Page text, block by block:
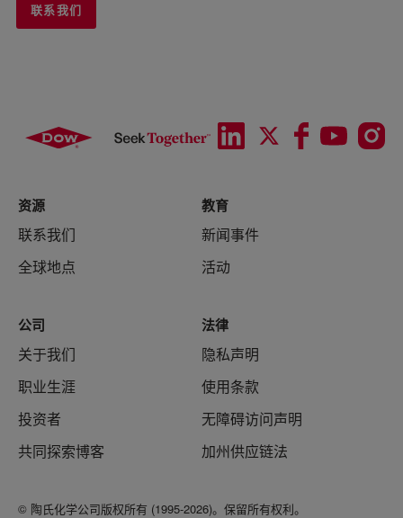
联系我们
资源
联系我们
全球地点
教育
新闻事件
活动
公司
关于我们
职业生涯
投资者
共同探索博客
法律
隐私声明
使用条款
无障碍访问声明
加州供应链法
© 陶氏化学公司版权所有 (1995-2026)。保留所有权利。